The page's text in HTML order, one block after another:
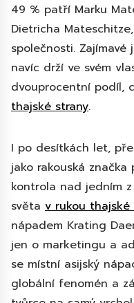
49 % patří Marku
Dietricha
společnosti. Zajímavé
navíc drží ve svém
dvouprocentní podíl,
thajské strany.
I po desítkách let,
jako rakouská
kontrola nad jedním
světa v rukou thajské
nápadem Krating
jen o marketingu a
se místní asijský
globální fenomén a